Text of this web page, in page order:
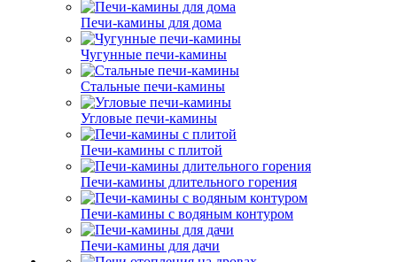
Печи-камины для дома
Чугунные печи-камины
Стальные печи-камины
Угловые печи-камины
Печи-камины с плитой
Печи-камины длительного горения
Печи-камины с водяным контуром
Печи-камины для дачи